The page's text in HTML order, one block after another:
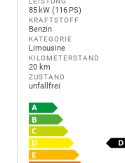
85 kW (116 PS)
KRAFTSTOFF
Benzin
KATEGORIE
Limousine
KILOMETERSTAND
20 km
ZUSTAND
unfallfrei